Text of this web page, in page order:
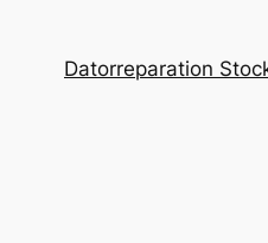
Datorreparation